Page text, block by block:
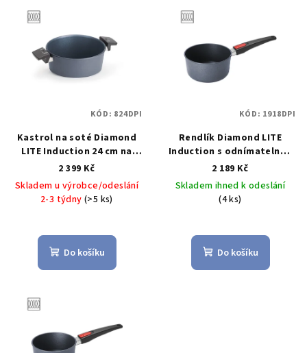
Kastrol na soté Diamond
LITE Induction 24 cm na
indukci - WOLLDiamond
LITE Induction kastrol na
indukci 24 cm / 4,0 l - WOLL
2 399 Kč
Skladem u výrobce/odeslání
2-3 týdny(>5 ks)
Do košíku
KÓD: 824DPI
Rendlík Diamond LITE
Induction s odnímatelnou
rukojetí 18 cm na indukci -
WOLL
Diamond LITE
Induction omáčník s
odnímatelnou rukojetí 18
2 189 Kč
Skladem ihned k odeslání
(4 ks)
Do košíku
KÓD: 1918DPI